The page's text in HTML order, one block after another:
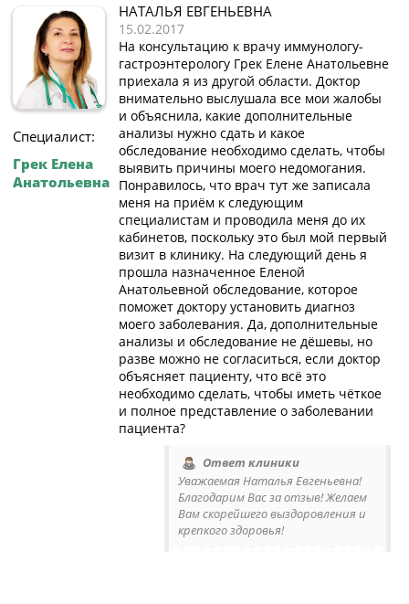
Специалист:
Грек Елена
Анатольевна
НАТАЛЬЯ ЕВГЕНЬЕВНА
15.02.2017
На консультацию к врачу иммунологу-
гастроэнтерологу Грек Елене Анатольевне
приехала я из другой области. Доктор
внимательно выслушала все мои жалобы
и объяснила, какие дополнительные
анализы нужно сдать и какое
обследование необходимо сделать, чтобы
выявить причины моего недомогания.
Понравилось, что врач тут же записала
меня на приём к следующим
специалистам и проводила меня до их
кабинетов, поскольку это был мой первый
визит в клинику. На следующий день я
прошла назначенное Еленой
Анатольевной обследование, которое
поможет доктору установить диагноз
моего заболевания. Да, дополнительные
анализы и обследование не дёшевы, но
разве можно не согласиться, если доктор
объясняет пациенту, что всё это
необходимо сделать, чтобы иметь чёткое
и полное представление о заболевании
пациента?
Ответ клиники
Уважаемая Наталья Евгеньевна!
Благодарим Вас за отзыв! Желаем
Вам скорейшего выздоровления и
крепкого здоровья!